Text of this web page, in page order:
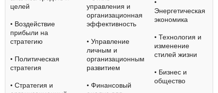
целей
• Воздействие
прибыли на
стратегию
• Политическая
стра­тегия
• Стратегия и
управления и
организационная
эффективность
• Управление
личным и
организационным
развитием
• Финансовый
Энергетическая
экономика
• Технология и
из­менение
стилей жизни
• Бизнес и
общество